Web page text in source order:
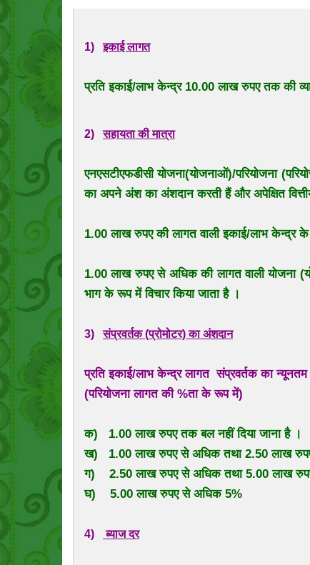
1)इकाई लागत
प्रति इकाई/लाभ केन्द्र 10.00 लाख रुपए तक की
2)सहायता की मात्रा
एनएसटीएफडीसी योजना(योजनाओं)/परियोजना
का अपने अंश का अंशदान करती हैं और अपेक्षित
1.00 लाख रुपए की लागत वाली इकाई/लाभ केन्द्र के
1.00 लाख रुपए से अधिक की लागत वाली योजना
भाग के रूप में विचार किया जाता है ।
3)संप्रवर्तक (प्रोमोटर) का अंशदान
प्रति इकाई/लाभ केन्द्र लागत संप्रवर्तक का
(परियोजना लागत की %ता के रूप में)
क) 1.00 लाख रुपए तक बल नहीं दिया जाना है ।
ख) 1.00 लाख रुपए से अधिक तथा 2.50 लाख
ग) 2.50 लाख रुपए से अधिक तथा 5.00 लाख
घ) 5.00 लाख रुपए से अधिक 5%
4) ब्याज दर